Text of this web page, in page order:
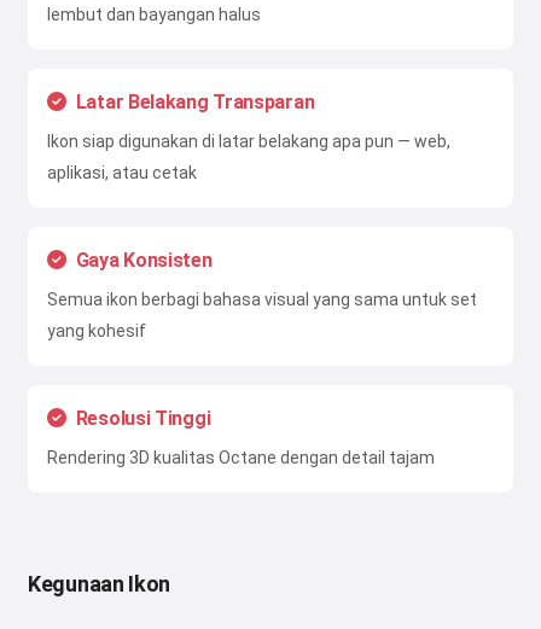
lembut dan bayangan halus
Latar Belakang Transparan
Ikon siap digunakan di latar belakang apa pun — web,
aplikasi, atau cetak
Gaya Konsisten
Semua ikon berbagi bahasa visual yang sama untuk set
yang kohesif
Resolusi Tinggi
Rendering 3D kualitas Octane dengan detail tajam
Kegunaan Ikon